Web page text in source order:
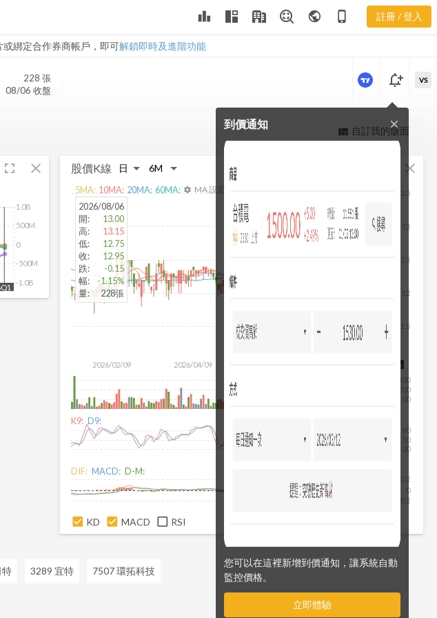
leaderboard public phone_iphone 註冊 / 登入
綁定合作券商帳戶，即可解鎖即時及進階功能
量
228 張
08/06 收盤
更強大的進階價量圖表
notification_add
到價通知
您可以在這裡新增到價通知，讓系統自動
監控價格。
立即體驗
close
VS
view_quilt 自訂我的版面
fullscreen close
-1.0B
-500M
0
500M
1.0B
股價K線 close
2026/02/09 2026/04/09
11.5
12
12.5
13
13.5
2026/08/06
100
200
300
2026/08/06
開:
13.00
高:
13.15
低:
12.75
收:
12.95
跌:
-0.15
幅:
-1.15%
量: 228張
5MA: 10MA: 20MA: 60MA: settings MA 設定
K9: D9:
20
50
80
DIF: MACD: D-M:
-0.2
0
0.2
KD MACD RSI
特 3289 宜特 7507 環拓科技